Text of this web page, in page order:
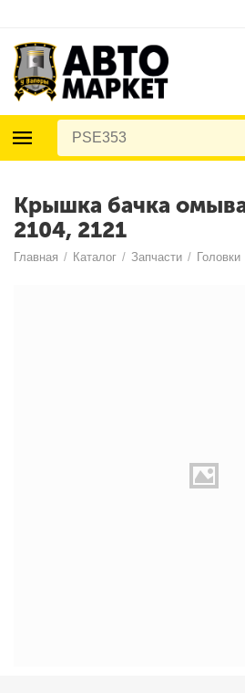
Крышка бачка
2104, 2121
Главная / Каталог / Запчасти / Головки